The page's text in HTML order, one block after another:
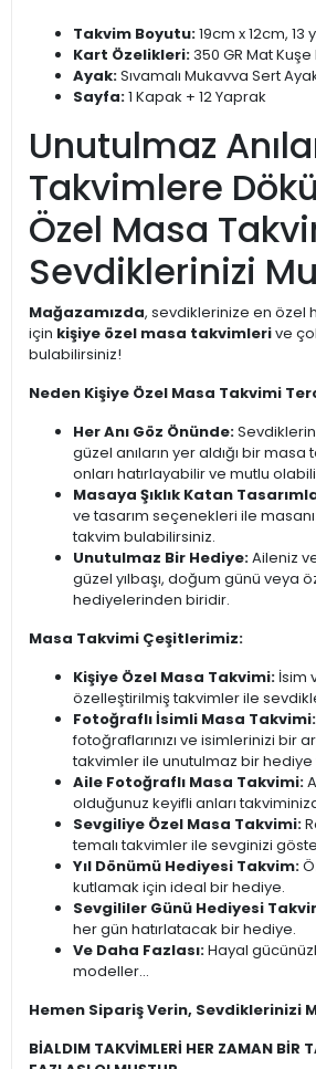
Takvim Boyutu:19cm x 12cm, 13
Kart Özelikleri:350 GR Mat Kuşe
Ayak:Sıvamalı Mukavva Sert
Sayfa:1 Kapak + 12 Yaprak
Unutulmaz
Takvimlere
Özel Masa
Sevdiklerinizi
Mağazamızda, sevdiklerinize en özel
için kişiye özel masa takvimlerive
bulabilirsiniz!
Neden Kişiye Özel Masa Takvimi
Her Anı Göz Önünde:
güzel anıların yer aldığı bir
onları hatırlayabilir ve mutlu
Masaya Şıklık Katan
ve tasarım seçenekleri ile
takvim bulabilirsiniz.
Unutulmaz Bir Hediye:Aileniz
güzel yılbaşı, doğum günü veya
hediyelerinden biridir.
Masa Takvimi Çeşitlerimiz:
Kişiye Özel Masa Takvimi: İsim
özelleştirilmiş takvimler ile
Fotoğraflı İsimli Masa Takvimi:
fotoğraflarınızı ve isimlerinizi bir
takvimler ile unutulmaz bir hediye
Aile Fotoğraflı Masa Takvimi:
olduğunuz keyifli anları
Sevgiliye Özel Masa Takvimi:
temalı takvimler ile sevginizi
Yıl Dönümü Hediyesi Takvim:
kutlamak için ideal bir hediye.
Sevgililer Günü Hediyesi
her gün hatırlatacak bir hediye.
Ve Daha Fazlası:Hayal
modeller...
Hemen Sipariş Verin, Sevdiklerinizi
BİALDIM TAKVİMLERİ HER ZAMAN BİR